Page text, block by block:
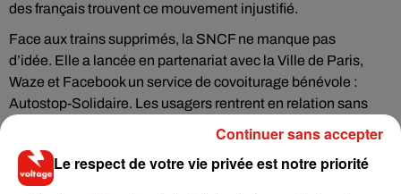
des français trouvent ce mouvement injustifié.
Face aux trains supprimés, la SNCF ne manque pas
d’idée. Elle a lancée en partenariat avec la Ville de Paris,
Waze et Facebook un service de covoiturage bénévole :
Autostop-Solidaire. Les usagers rentrent en relation sans
Le respect de votre vie privée est notre priorité
Continuer sans accepter